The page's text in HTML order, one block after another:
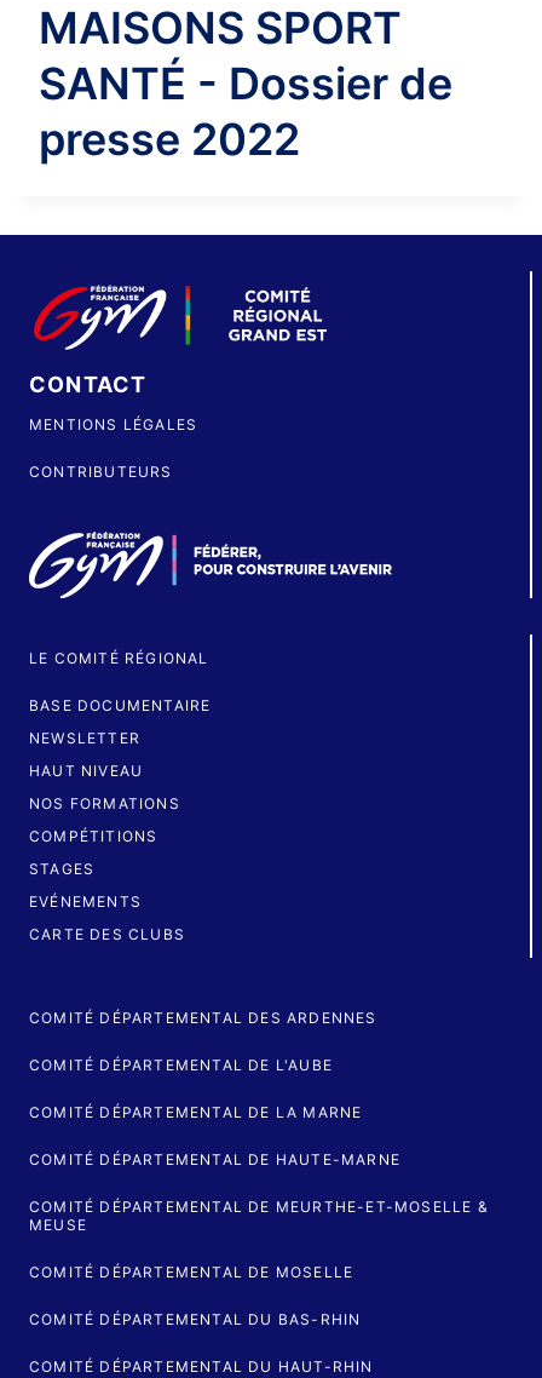
MAISONS SPORT
SANTÉ - Dossier de
presse 2022
CONTACT
MENTIONS LÉGALES
CONTRIBUTEURS
LE COMITÉ RÉGIONAL
BASE DOCUMENTAIRE
NEWSLETTER
HAUT NIVEAU
NOS FORMATIONS
COMPÉTITIONS
STAGES
EVÉNEMENTS
CARTE DES CLUBS
COMITÉ DÉPARTEMENTAL DES ARDENNES
COMITÉ DÉPARTEMENTAL DE L'AUBE
COMITÉ DÉPARTEMENTAL DE LA MARNE
COMITÉ DÉPARTEMENTAL DE HAUTE-MARNE
COMITÉ DÉPARTEMENTAL DE MEURTHE-ET-MOSELLE &
MEUSE
COMITÉ DÉPARTEMENTAL DE MOSELLE
COMITÉ DÉPARTEMENTAL DU BAS-RHIN
COMITÉ DÉPARTEMENTAL DU HAUT-RHIN